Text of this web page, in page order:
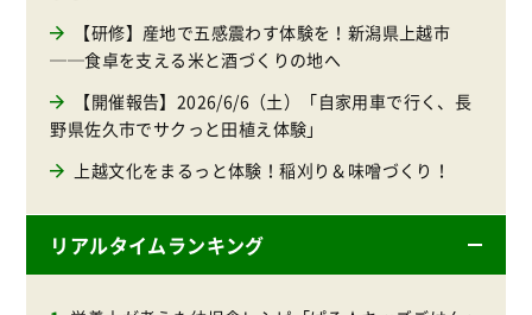
【研修】産地で五感震わす体験を！新潟県上越市
──食卓を支える米と酒づくりの地へ
【開催報告】2026/6/6（土）「自家用車で行く、長
野県佐久市でサクっと田植え体験」
上越文化をまるっと体験！稲刈り＆味噌づくり！
リアルタイムランキング